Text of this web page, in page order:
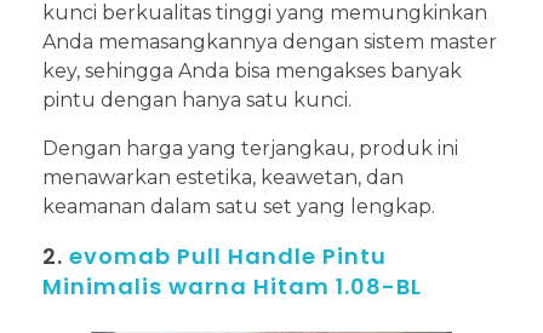
kunci berkualitas tinggi yang memungkinkan
Anda memasangkannya dengan sistem master
key, sehingga Anda bisa mengakses banyak
pintu dengan hanya satu kunci.
Dengan harga yang terjangkau, produk ini
menawarkan estetika, keawetan, dan
keamanan dalam satu set yang lengkap.
2. evomab Pull Handle Pintu
Minimalis warna Hitam 1.08-BL